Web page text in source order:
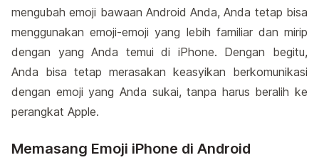
mengubah emoji bawaan Android Anda, Anda tetap bisa
menggunakan emoji-emoji yang lebih familiar dan mirip
dengan yang Anda temui di iPhone. Dengan begitu,
Anda bisa tetap merasakan keasyikan berkomunikasi
dengan emoji yang Anda sukai, tanpa harus beralih ke
perangkat Apple.
Memasang Emoji iPhone di Android